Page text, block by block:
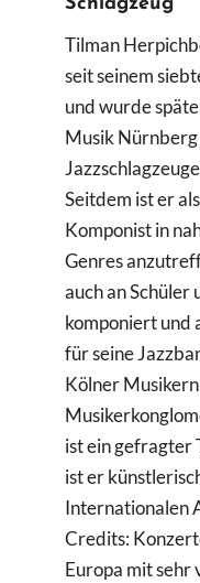
Schlagzeug
Tilman
seit seinem
und wurde
Musik
Seitdem ist er
Komponist in
Genres
auch an Schüler
komponiert und
für seine
Kölner
ist ein gefragter
ist er
Internationalen
Credits:
Europa mit sehr